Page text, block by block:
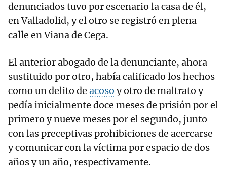
denunciados tuvo por escenario la casa de él,
en Valladolid, y el otro se registró en plena
calle en Viana de Cega.
El anterior abogado de la denunciante, ahora
sustituido por otro, había calificado los hechos
como un delito de acoso y otro de maltrato y
pedía inicialmente doce meses de prisión por el
primero y nueve meses por el segundo, junto
con las preceptivas prohibiciones de acercarse
y comunicar con la víctima por espacio de dos
años y un año, respectivamente.